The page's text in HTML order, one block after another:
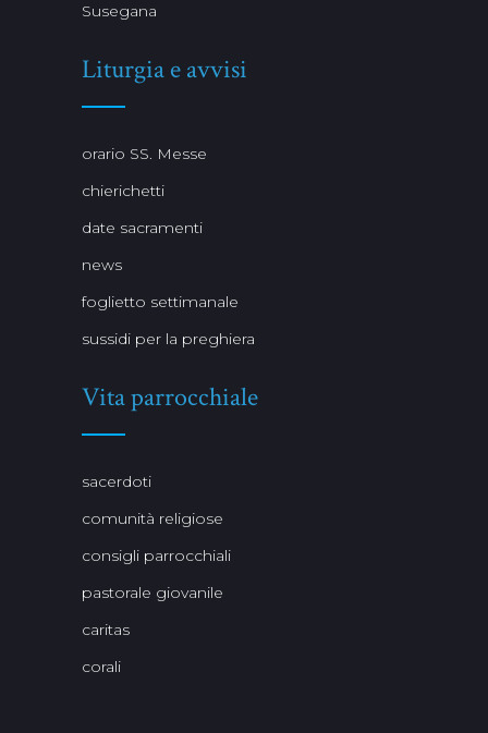
Susegana
Liturgia e avvisi
orario SS. Messe
chierichetti
date sacramenti
news
foglietto settimanale
sussidi per la preghiera
Vita parrocchiale
sacerdoti
comunità religiose
consigli parrocchiali
pastorale giovanile
caritas
corali